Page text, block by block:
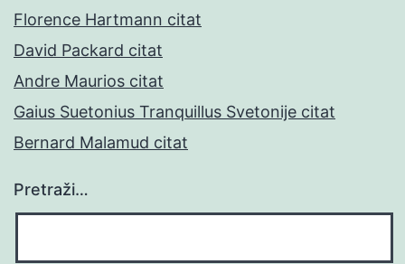
Florence Hartmann citat
David Packard citat
Andre Maurios citat
Gaius Suetonius Tranquillus Svetonije citat
Bernard Malamud citat
Pretraži…